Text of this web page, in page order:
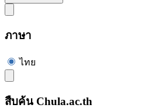
ภาษา
ไทย
สืบค้น Chula.ac.th